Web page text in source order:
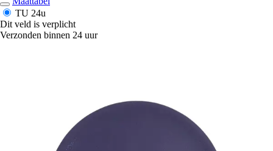
TU 24u
Dit veld is verplicht
Verzonden binnen 24 uur